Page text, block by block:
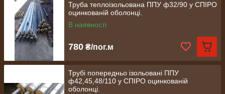
Труба теплоізольована ППУ ф32/90 у СПІРО
оцинкованій оболонці.
В наявності
780 ₴/пог.м
Трубі попередньо ізольовані ППУ
ф42,45,48/110 у СПІРО оцинкованій
оболонці.